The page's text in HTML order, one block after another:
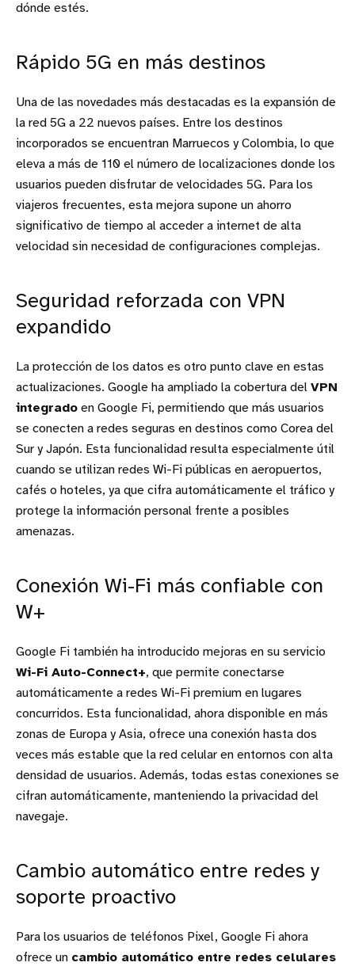
dónde estés.
Rápido 5G en más destinos
Una de las novedades más destacadas es la expansión de
la red 5G a 22 nuevos países. Entre los destinos
incorporados se encuentran Marruecos y Colombia, lo que
eleva a más de 110 el número de localizaciones donde los
usuarios pueden disfrutar de velocidades 5G. Para los
viajeros frecuentes, esta mejora supone un ahorro
significativo de tiempo al acceder a internet de alta
velocidad sin necesidad de configuraciones complejas.
Seguridad reforzada con VPN
expandido
La protección de los datos es otro punto clave en estas
actualizaciones. Google ha ampliado la cobertura del VPN
integrado en Google Fi, permitiendo que más usuarios
se conecten a redes seguras en destinos como Corea del
Sur y Japón. Esta funcionalidad resulta especialmente útil
cuando se utilizan redes Wi-Fi públicas en aeropuertos,
cafés o hoteles, ya que cifra automáticamente el tráfico y
protege la información personal frente a posibles
amenazas.
Conexión Wi-Fi más confiable con
W+
Google Fi también ha introducido mejoras en su servicio
Wi-Fi Auto-Connect+, que permite conectarse
automáticamente a redes Wi-Fi premium en lugares
concurridos. Esta funcionalidad, ahora disponible en más
zonas de Europa y Asia, ofrece una conexión hasta dos
veces más estable que la red celular en entornos con alta
densidad de usuarios. Además, todas estas conexiones se
cifran automáticamente, manteniendo la privacidad del
navegaje.
Cambio automático entre redes y
soporte proactivo
Para los usuarios de teléfonos Pixel, Google Fi ahora
ofrece un cambio automático entre redes celulares